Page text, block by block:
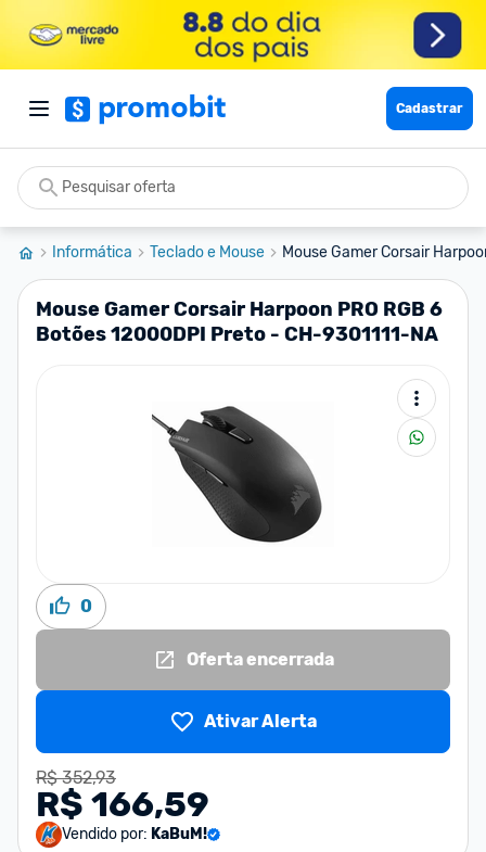
Cadastrar
Informática Teclado e Mouse Mouse Gamer Corsair
Mouse Gamer Corsair Harpoon PRO RGB 6
Botões 12000DPI Preto - CH-9301111-NA
0
Oferta encerrada
Ativar Alerta
R$ 352,93
R$ 166,59
Vendido por: KaBuM!